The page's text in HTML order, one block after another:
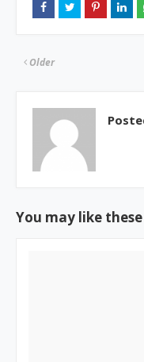
Older
You may like